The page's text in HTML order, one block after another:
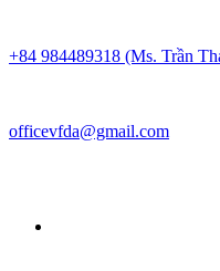
+84 984489318 (Ms. Trần
officevfda@gmail.com